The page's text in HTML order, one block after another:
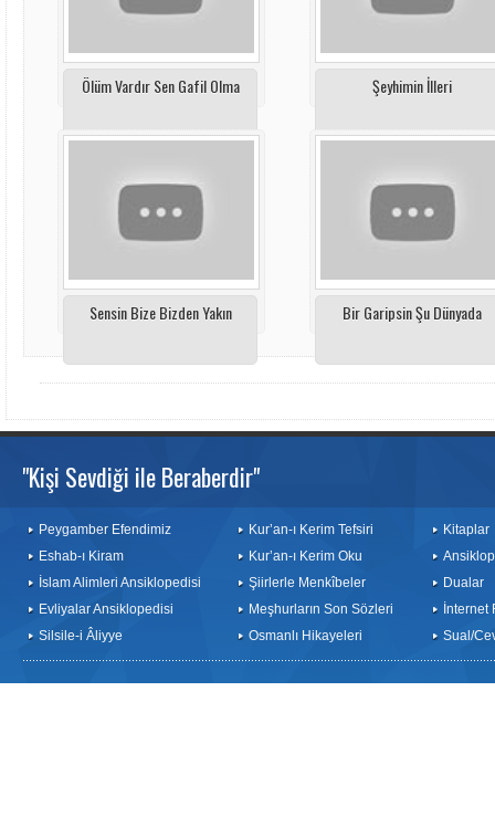
Ölüm Vardır Sen Gafil Olma Şeyhimin İlleri
Sensin Bize Bizden Yakın Bir Garipsin Şu Dünyada
"Kişi Sevdiği ile Beraberdir"
Peygamber Efendimiz
Eshab-ı Kiram
İslam Alimleri Ansiklopedisi
Evliyalar Ansiklopedisi
Silsile-i Âliyye
Kur’an-ı Kerim Tefsiri
Kur’an-ı Kerim Oku
Şiirlerle Menkîbeler
Meşhurların Son Sözleri
Osmanlı Hikayeleri
Kitaplar
Dualar
İnternet
Sual/